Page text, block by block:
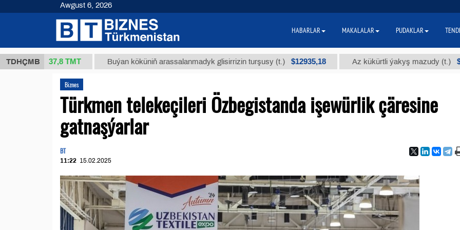
TDHÇMB
37,8 ТМТ Buýan köküniň arassalanmadyk glisirrizin turşusy (t.) $12935,18 Az kükürtli ýakyş mazudy (t.) $300
Biznes
Türkmen telekeçileri Özbegistanda işewürlik çäresine
gatnaşýarlar
BT
11:22 15.02.2025
Awgust 6, 2026
HABARLAR MAKALALAR PUDAKLAR